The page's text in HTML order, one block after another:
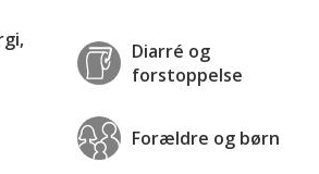
Diarré og
forstoppelse
Forældre og børn